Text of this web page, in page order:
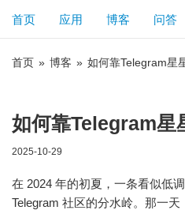
首页 应用 博客 问答
首页 » 博客 » 如何靠Telegram星
如何靠Telegram星
2025-10-29
在 2024 年的初夏，一条看似低
Telegram 社区的分水岭。那一天